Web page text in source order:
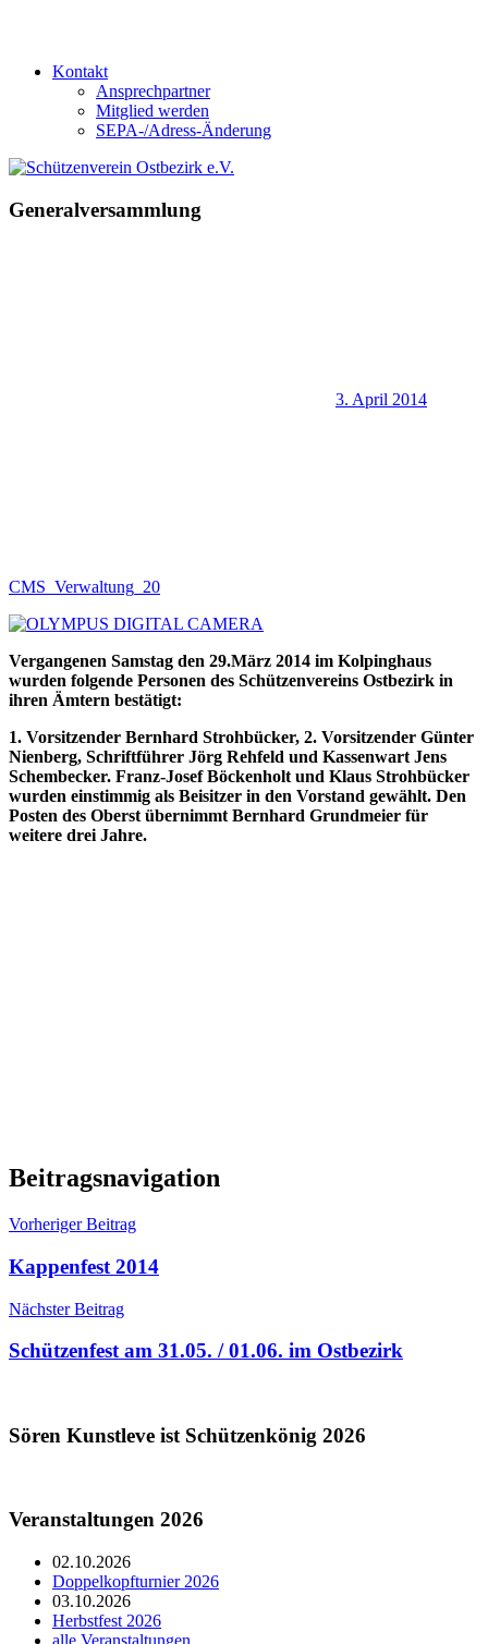
Kontakt
Ansprechpartner
Mitglied werden
SEPA-/Adress-Änderung
Generalversammlung
3. April 2014
CMS_Verwaltung_20
Vergangenen Samstag den 29.März 2014 im Kolpinghaus
wurden folgende Personen des Schützenvereins Ostbezirk in
ihren Ämtern bestätigt:
1. Vorsitzender Bernhard Strohbücker, 2. Vorsitzender Günter
Nienberg, Schriftführer Jörg Rehfeld und Kassenwart Jens
Schembecker. Franz-Josef Böckenholt und Klaus Strohbücker
wurden einstimmig als Beisitzer in den Vorstand gewählt. Den
Posten des Oberst übernimmt Bernhard Grundmeier für
weitere drei Jahre.
Allgemein
Beitragsnavigation
Vorheriger Beitrag
Kappenfest 2014
Nächster Beitrag
Schützenfest am 31.05. / 01.06. im Ostbezirk
Sören Kunstleve ist Schützenkönig 2026
Veranstaltungen 2026
02.10.2026
Doppelkopfturnier 2026
03.10.2026
Herbstfest 2026
alle Veranstaltungen